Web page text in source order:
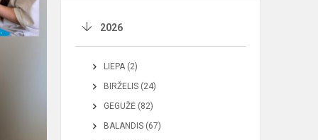
2026
LIEPA (2)
BIRŽELIS (24)
GEGUŽĖ (82)
BALANDIS (67)